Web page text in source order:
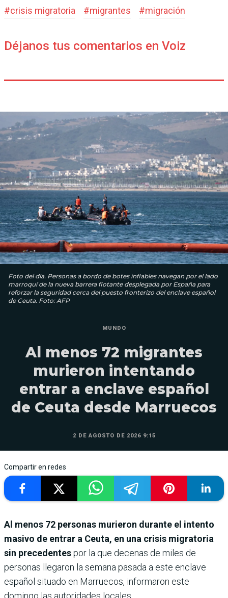
#crisis migratoria #migrantes #migración
Déjanos tus comentarios en Voiz
Foto del día. Personas a bordo de botes inflables navegan por el lado
marroquí de la nueva barrera flotante desplegada por España para
reforzar la seguridad cerca del puesto fronterizo del enclave español
de Ceuta. Foto: AFP
MUNDO
Al menos 72 migrantes
murieron intentando
entrar a enclave español
de Ceuta desde Marruecos
2 DE AGOSTO DE 2026 9:15
Compartir en redes
Al menos 72 personas murieron durante el intento
masivo de entrar a Ceuta, en una crisis migratoria
sin precedentespor la que decenas de miles de
personas llegaron la semana pasada a este enclave
español situado en Marruecos, informaron este
domingo las autoridades locales.